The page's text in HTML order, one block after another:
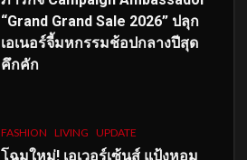
“Grand Grand Sale 2026” ปลุก
เอเนอร์จี้มหกรรมช้อปกลางปีสุด
คึกคัก
FASHION LIVING UPDATE
โฉมใหม่! เอเวอร์เซ้นส์ แป้งหอม